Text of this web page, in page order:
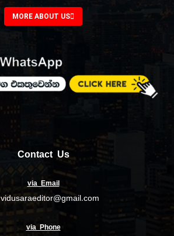
MORE ABOUT US
Contact Us
via Email
vidusaraeditor@gmail.com
via Phone